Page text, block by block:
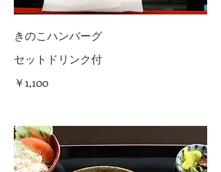
きのこハンバーグ
セットドリンク付
￥1,100